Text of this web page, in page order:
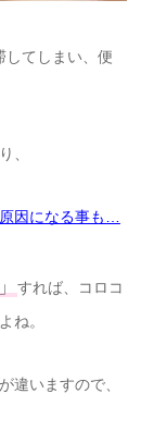
してしまい、便
、
因になる事も…
すれば、コロコ
ね。
違いますので、